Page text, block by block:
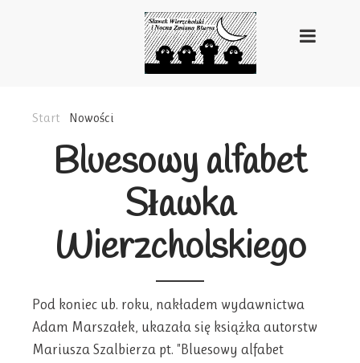
Start Nowości
Bluesowy alfabet
Sławka
Wierzcholskiego
Pod koniec ub. roku, nakładem wydawnictwa
Adam Marszałek, ukazała się książka autorstw
Mariusza Szalbierza pt. "Bluesowy alfabet